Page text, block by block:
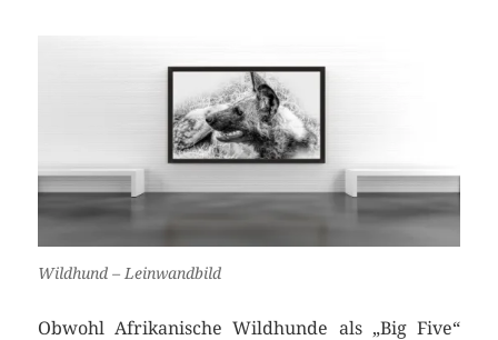
Wildhund – Leinwandbild
Obwohl Afrikanische Wildhunde als „Big Five“